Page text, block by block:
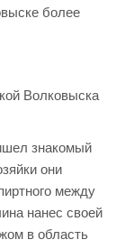
более
Волковыска
знакомый
они
между
нанес своей
в область